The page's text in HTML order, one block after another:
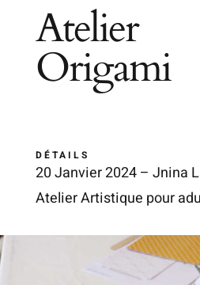
Atelier
Origami
DÉTAILS
20 Janvier 2024 – Jnina
Atelier Artistique pour